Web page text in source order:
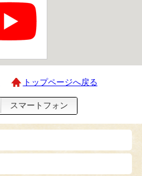
トップページへ戻る
スマートフォン